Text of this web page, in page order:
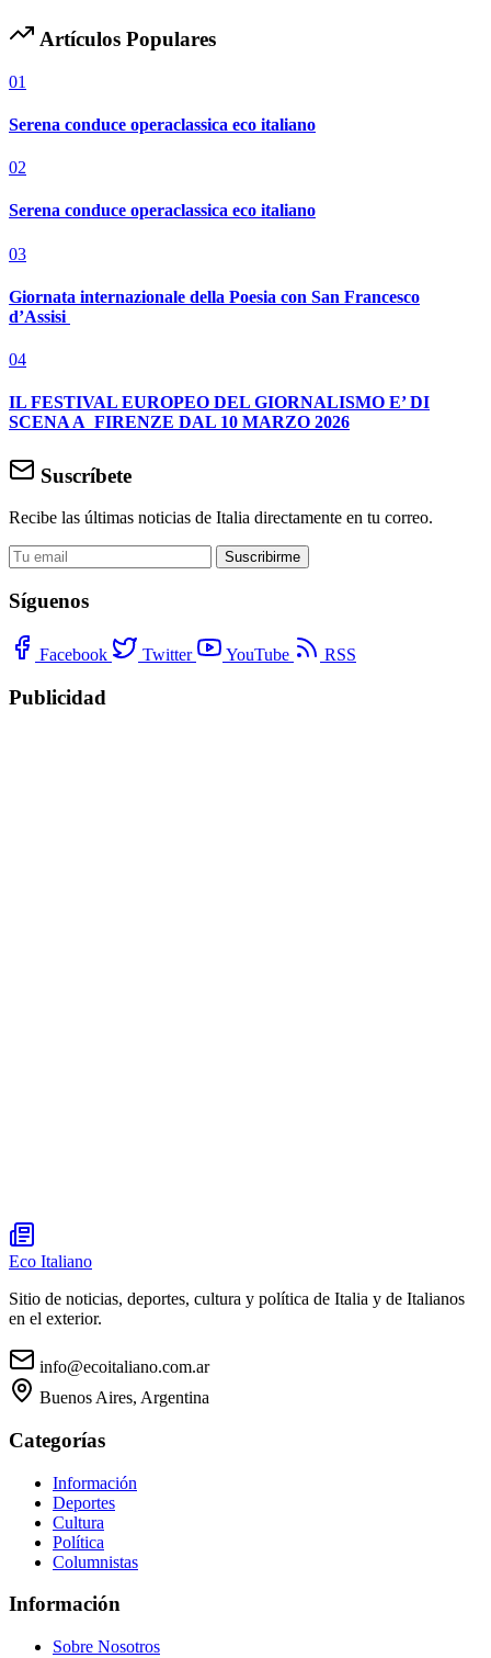
Artículos Populares
01
Serena conduce operaclassica eco italiano
02
Serena conduce operaclassica eco italiano
03
Giornata internazionale della Poesia con San Francesco
d’Assisi
04
IL FESTIVAL EUROPEO DEL GIORNALISMO E’ DI
SCENA A FIRENZE DAL 10 MARZO 2026
Suscríbete
Recibe las últimas noticias de Italia directamente en tu correo.
Suscribirme
Síguenos
Facebook Twitter YouTube RSS
Publicidad
Eco Italiano
Sitio de noticias, deportes, cultura y política de Italia y de Italianos
en el exterior.
info@ecoitaliano.com.ar
Buenos Aires, Argentina
Categorías
Información
Deportes
Cultura
Política
Columnistas
Información
Sobre Nosotros